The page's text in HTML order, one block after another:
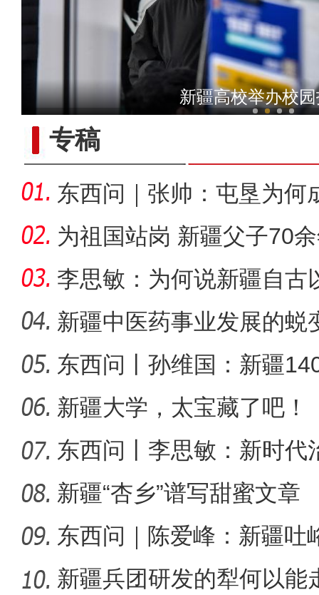
侨乡故事 | 阿迪拉：我的十
新疆高校举办校
第十九届新疆冬季旅游产业
专稿
东西问｜张帅：屯垦为何
千年良
为祖国站岗 新疆父子70
李思敏：为何说新疆自古
可分割
新疆中医药事业发展的蜕
东西问丨孙维国：新疆
了什么？
新疆大学，太宝藏了吧！
东西问丨李思敏：新时代
新疆“杏乡”谱写甜蜜文章
东西问｜陈爱峰：新疆吐
汇见证
新疆兵团研发的犁何以能